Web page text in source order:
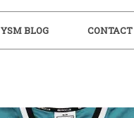
YSM BLOG CONTACT